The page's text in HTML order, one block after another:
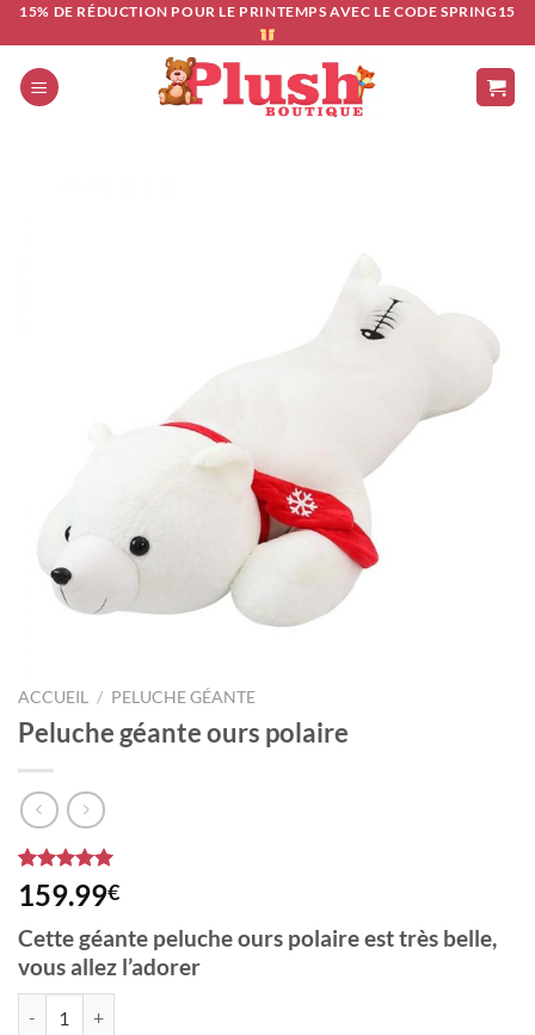
Passer
au
contenu
15% DE RÉDUCTION POUR LE PRINTEMPS AVEC LE CODE SPRING15
ACCUEIL / PELUCHE GÉANTE
Peluche géante ours polaire
Noté5.00
sur 5 basé
1
client
159.99€
Cette géante peluche ours polaire est très belle,
vous allez l’adorer